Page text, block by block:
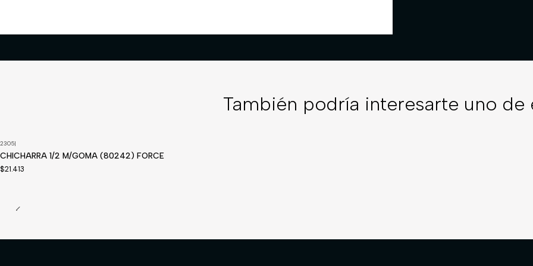
También podría interesarte uno de
2305|
CHICHARRA 1/2 M/GOMA (80242) FORCE
$21.413